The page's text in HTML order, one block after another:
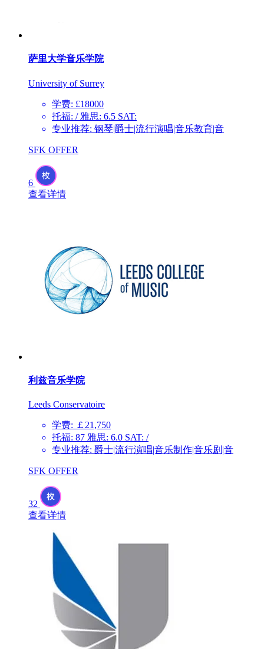
萨里大学音乐学院
University of Surrey
学费: £18000
托福: / 雅思: 6.5 SAT:
专业推荐: 钢琴|爵士|流行演唱|音乐教育|音
SFK OFFER
6
查看详情
利兹音乐学院
Leeds Conservatoire
学费: ￡21,750
托福: 87 雅思: 6.0 SAT: /
专业推荐: 爵士|流行演唱|音乐制作|音乐剧|音
SFK OFFER
32
查看详情